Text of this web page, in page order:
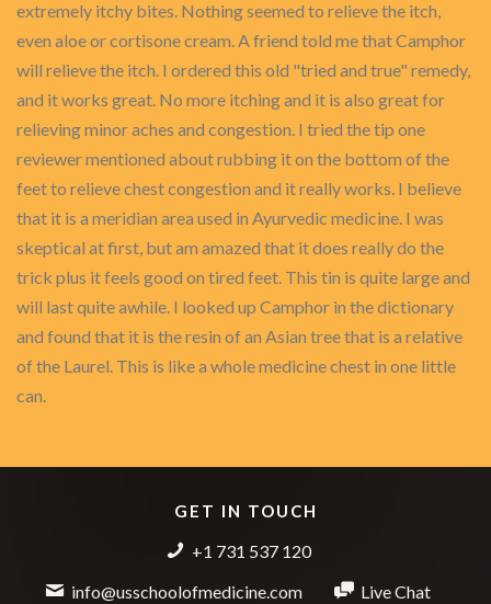
extremely itchy bites. Nothing seemed to relieve the itch,
even aloe or cortisone cream. A friend told me that Camphor
will relieve the itch. I ordered this old "tried and true" remedy,
and it works great. No more itching and it is also great for
relieving minor aches and congestion. I tried the tip one
reviewer mentioned about rubbing it on the bottom of the
feet to relieve chest congestion and it really works. I believe
that it is a meridian area used in Ayurvedic medicine. I was
skeptical at first, but am amazed that it does really do the
trick plus it feels good on tired feet. This tin is quite large and
will last quite awhile. I looked up Camphor in the dictionary
and found that it is the resin of an Asian tree that is a relative
of the Laurel. This is like a whole medicine chest in one little
can.
GET IN TOUCH
+1 731 537 120
info@usschoolofmedicine.com
Live Chat